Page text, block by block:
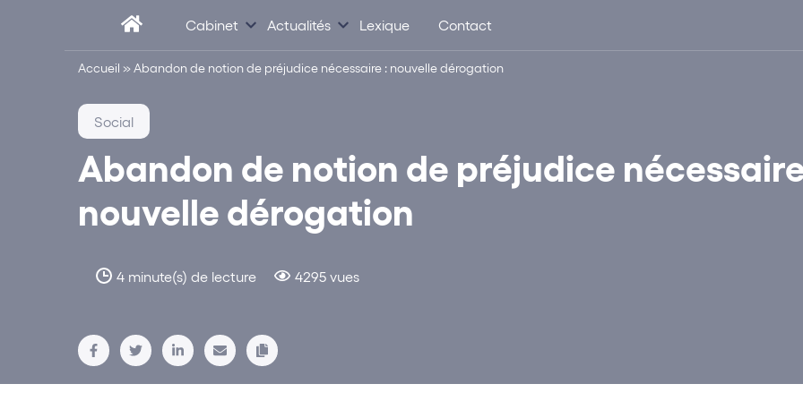
Cabinet Actualités Lexique Contact
Accueil »Abandon de notion de préjudice nécessaire : nouvelle dérogation
Abandon de notion de préjudice
nouvelle dérogation
4 minute(s) de lecture 4295 vues
Social